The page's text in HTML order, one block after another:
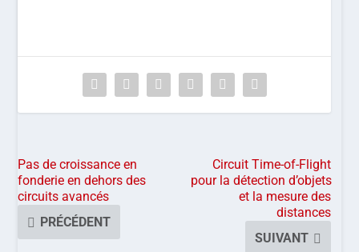
Pas de croissance en
fonderie en dehors des
circuits avancés
PRÉCÉDENT
Circuit Time-of-Flight
pour la détection d’objets
et la mesure des
distances
SUIVANT